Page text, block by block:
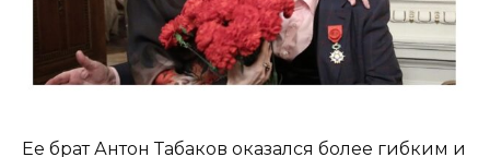
Ее брат Антон Табаков оказался более гибким и